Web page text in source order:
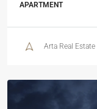
APARTMENT
Arta Real Estate